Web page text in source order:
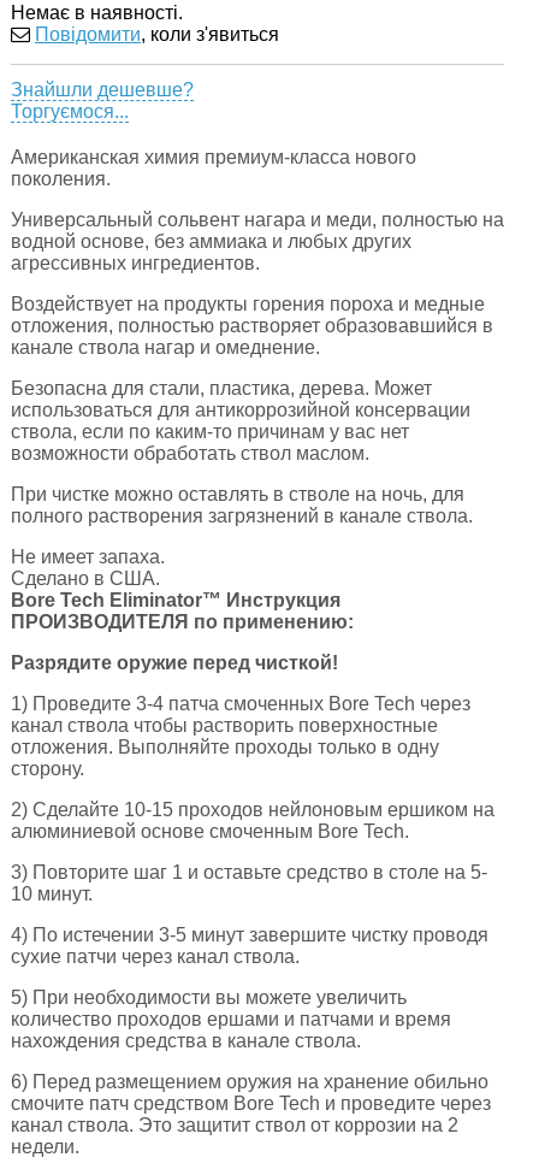
Немає в наявності.
Повідомити, коли з'явиться
Знайшли дешевше?
Торгуємося...
Американская химия премиум-класса нового
поколения.
Универсальный сольвент нагара и меди, полностью на
водной основе, без аммиака и любых других
агрессивных ингредиентов.
Воздействует на продукты горения пороха и медные
отложения, полностью растворяет образовавшийся в
канале ствола нагар и омеднение.
Безопасна для стали, пластика, дерева. Может
использоваться для антикоррозийной консервации
ствола, если по каким-то причинам у вас нет
возможности обработать ствол маслом.
При чистке можно оставлять в стволе на ночь, для
полного растворения загрязнений в канале ствола.
Не имеет запаха.
Сделано в США.
Bore Tech Eliminator™ Инструкция
ПРОИЗВОДИТЕЛЯ по применению:
Разрядите оружие перед чисткой!
1) Проведите 3-4 патча смоченных Bore Tech через
канал ствола чтобы растворить поверхностные
отложения. Выполняйте проходы только в одну
сторону.
2) Сделайте 10-15 проходов нейлоновым ершиком на
алюминиевой основе смоченным Bore Tech.
3) Повторите шаг 1 и оставьте средство в столе на 5-
10 минут.
4) По истечении 3-5 минут завершите чистку проводя
сухие патчи через канал ствола.
5) При необходимости вы можете увеличить
количество проходов ершами и патчами и время
нахождения средства в канале ствола.
6) Перед размещением оружия на хранение обильно
смочите патч средством Bore Tech и проведите через
канал ствола. Это защитит ствол от коррозии на 2
недели.